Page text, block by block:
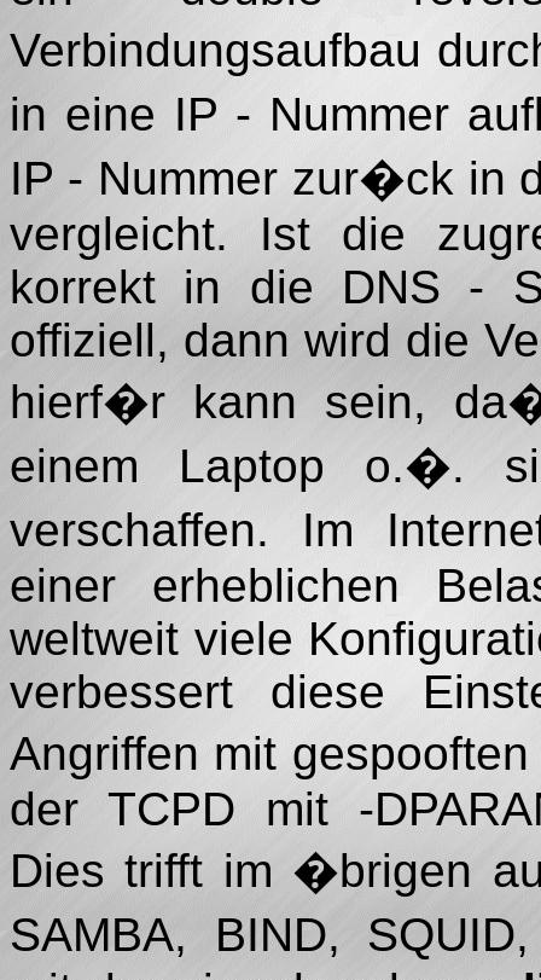
Verbindungsaufbau
in eine IP - Nummer
IP - Nummer zur�ck in
vergleicht. Ist die
korrekt in die DNS -
offiziell, dann wird die
hierf�r kann sein,
einem Laptop o.�.
verschaffen. Im
einer erheblichen
weltweit viele
verbessert diese
Angriffen mit
der TCPD mit -
Dies trifft im �brigen
SAMBA, BIND,